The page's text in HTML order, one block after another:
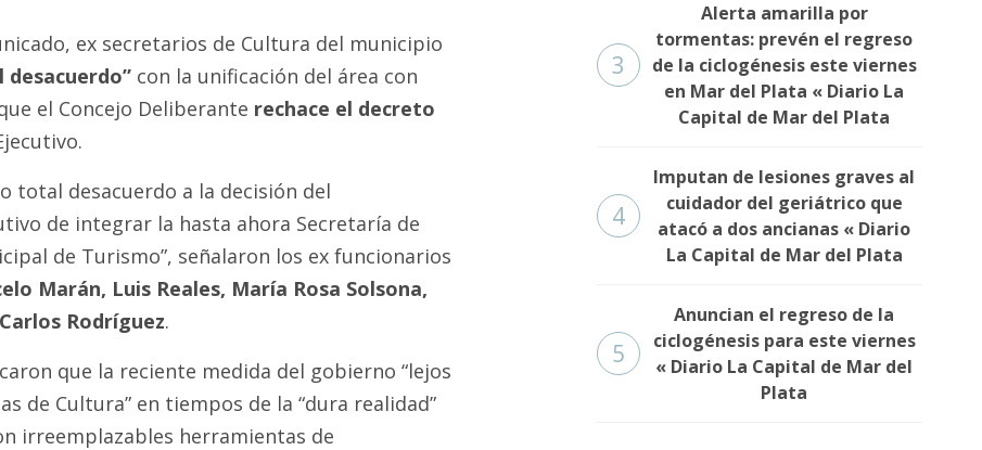
ex secretarios de Cultura del municipio
con la unificación del área con
el Concejo Deliberante rechace el decreto
total desacuerdo a la decisión del
de integrar la hasta ahora Secretaría de
de Turismo”, señalaron los ex funcionarios
Marán, Luis Reales, María Rosa Solsona,
Rodríguez.
que la reciente medida del gobierno “lejos
de Cultura” en tiempos de la “dura realidad”
irreemplazables herramientas de
3
Alerta amarilla por
tormentas: prevén el regreso
de la ciclogénesis este viernes
en Mar del Plata « Diario La
Capital de Mar del Plata
4
Imputan de lesiones graves al
cuidador del geriátrico que
atacó a dos ancianas « Diario
La Capital de Mar del Plata
5
Anuncian el regreso de la
ciclogénesis para este viernes
« Diario La Capital de Mar del
Plata